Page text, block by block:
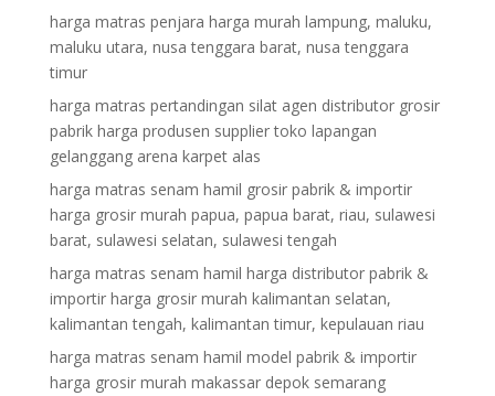
harga matras penjara harga murah lampung, maluku,
maluku utara, nusa tenggara barat, nusa tenggara
timur
harga matras pertandingan silat agen distributor grosir
pabrik harga produsen supplier toko lapangan
gelanggang arena karpet alas
harga matras senam hamil grosir pabrik & importir
harga grosir murah papua, papua barat, riau, sulawesi
barat, sulawesi selatan, sulawesi tengah
harga matras senam hamil harga distributor pabrik &
importir harga grosir murah kalimantan selatan,
kalimantan tengah, kalimantan timur, kepulauan riau
harga matras senam hamil model pabrik & importir
harga grosir murah makassar depok semarang